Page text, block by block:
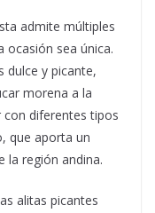
admite múltiples
ocasión sea única.
dulce y picante,
morena a la
con diferentes tipos
que aporta un
la región andina.
alitas picantes